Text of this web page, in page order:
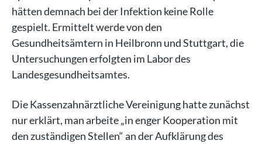
hätten demnach bei der Infektion keine Rolle
gespielt. Ermittelt werde von den
Gesundheitsämtern in Heilbronn und Stuttgart, die
Untersuchungen erfolgten im Labor des
Landesgesundheitsamtes.
Die Kassenzahnärztliche Vereinigung hatte zunächst
nur erklärt, man arbeite „in enger Kooperation mit
den zuständigen Stellen“ an der Aufklärung des